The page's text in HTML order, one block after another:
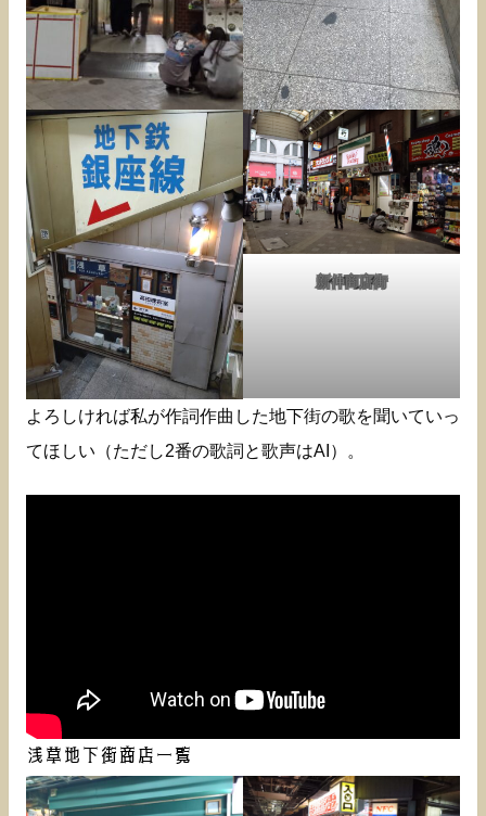
新仲商店街
よろしければ私が作詞作曲した地下街の歌を聞いていっ
てほしい（ただし2番の歌詞と歌声はAI）。
浅草地下街商店一覧